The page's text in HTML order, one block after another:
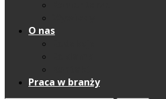
O nas
Praca w branży